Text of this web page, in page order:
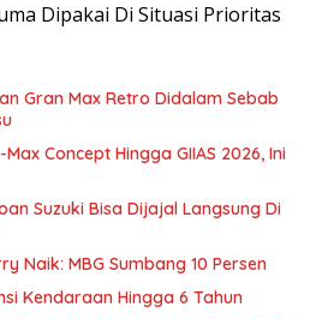
Dipakai Di Situasi Prioritas
Gran Max Retro Didalam Sebab
Concept Hingga GIIAS 2026, Ini
Suzuki Bisa Dijajal Langsung Di
Naik: MBG Sumbang 10 Persen
Kendaraan Hingga 6 Tahun